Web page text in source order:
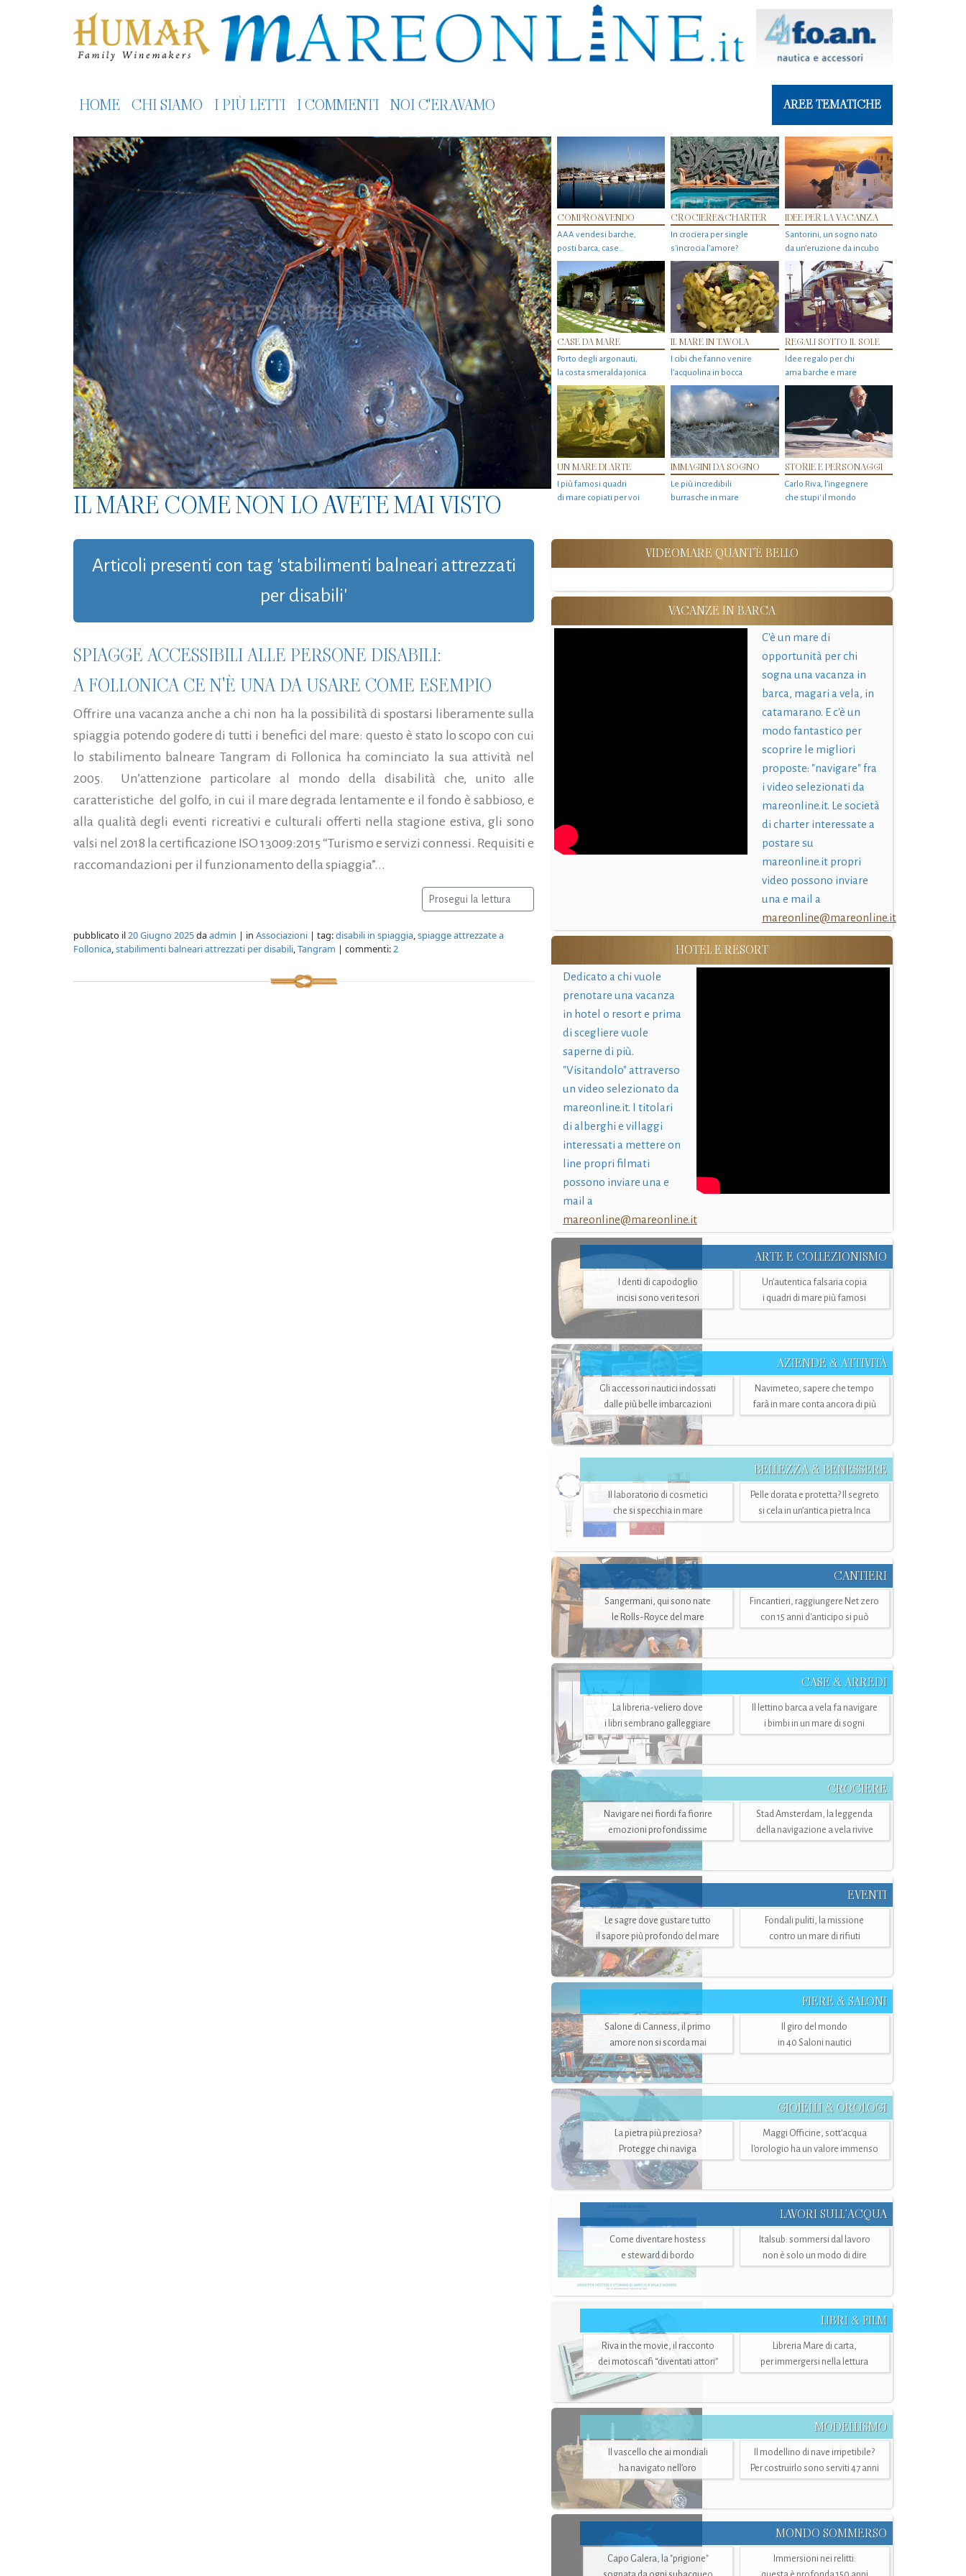
HOME CHI SIAMO I PIÙ LETTI I COMMENTI NOI C'ERAVAMO AREE TEMATICHE
IL MARE COME NON LO AVETE MAI VISTO
COMPRO&VENDO
AAA vendesi barche,
posti barca, case…
CROCIERE&CHARTER
In crociera per single
s'incrocia l’amore?
IDEE PER LA VACANZA
Santorini, un sogno nato
da un’eruzione da incubo
CASE DA MARE
Porto degli argonauti,
la costa smeralda jonica
IL MARE IN TAVOLA
I cibi che fanno venire
l’acquolina in bocca
REGALI SOTTO IL SOLE
Idee regalo per chi
ama barche e mare
UN MARE DI ARTE
I più famosi quadri
di mare copiati per voi
IMMAGINI DA SOGNO
Le più incredibili
burrasche in mare
STORIE E PERSONAGGI
Carlo Riva, l’ingegnere
che stupi' il mondo
Articoli presenti con tag 'stabilimenti balneari attrezzati
per disabili'
SPIAGGE ACCESSIBILI ALLE PERSONE DISABILI:
A FOLLONICA CE N'È UNA DA USARE COME ESEMPIO
Offrire una vacanza anche a chi non ha la possibilità di spostarsi liberamente sulla
spiaggia potendo godere di tutti i benefici del mare: questo è stato lo scopo con cui
lo stabilimento balneare Tangram di Follonica ha cominciato la sua attività nel
2005. Un’attenzione particolare al mondo della disabilità che, unito alle
caratteristiche del golfo, in cui il mare degrada lentamente e il fondo è sabbioso, e
alla qualità degli eventi ricreativi e culturali offerti nella stagione estiva, gli sono
valsi nel 2018 la certificazione ISO 13009:2015 “Turismo e servizi connessi. Requisiti e
raccomandazioni per il funzionamento della spiaggia”...
Prosegui la lettura
pubblicato il20 Giugno 2025daadmin | in Associazioni | tag:disabili in spiaggia,spiagge attrezzate a
Follonica,stabilimenti balneari attrezzati per disabili,Tangram | commenti:2
VIDEOMARE QUANT'È BELLO
VACANZE IN BARCA
C'è un mare di
opportunità per chi
sogna una vacanza in
barca, magari a vela, in
catamarano. E c'è un
modo fantastico per
scoprire le migliori
proposte: "navigare" fra
i video selezionati da
mareonline.it. Le società
di charter interessate a
postare su
mareonline.it propri
video possono inviare
una e mail a
mareonline@mareonline.it
HOTEL E RESORT
Dedicato a chi vuole
prenotare una vacanza
in hotel o resort e prima
di scegliere vuole
saperne di più.
"Visitandolo" attraverso
un video selezionato da
mareonline.it. I titolari
di alberghi e villaggi
interessati a mettere on
line propri filmati
possono inviare una e
mail a
mareonline@mareonline.it
ARTE E COLLEZIONISMO
I denti di capodoglio
incisi sono veri tesori
Un’autentica falsaria copia
i quadri di mare più famosi
AZIENDE & ATTIVITÀ
Gli accessori nautici indossati
dalle più belle imbarcazioni
Navimeteo, sapere che tempo
farà in mare conta ancora di più
BELLEZZA & BENESSERE
Il laboratorio di cosmetici
che si specchia in mare
Pelle dorata e protetta? Il segreto
si cela in un’antica pietra Inca
CANTIERI
Sangermani, qui sono nate
le Rolls-Royce del mare
Fincantieri, raggiungere Net zero
con 15 anni d'anticipo si può
CASE & ARREDI
La libreria-veliero dove
i libri sembrano galleggiare
Il lettino barca a vela fa navigare
i bimbi in un mare di sogni
CROCIERE
Navigare nei fiordi fa fiorire
emozioni profondissime
Stad Amsterdam, la leggenda
della navigazione a vela rivive
EVENTI
Le sagre dove gustare tutto
il sapore più profondo del mare
Fondali puliti, la missione
contro un mare di rifiuti
FIERE & SALONI
Salone di Canness, il primo
amore non si scorda mai
Il giro del mondo
in 40 Saloni nautici
GIOIELLI & OROLOGI
La pietra più preziosa?
Protegge chi naviga
Maggi Officine, sott’acqua
l'orologio ha un valore immenso
LAVORI SULL’ACQUA
Come diventare hostess
e steward di bordo
Italsub: sommersi dal lavoro
non è solo un modo di dire
LIBRI & FILM
Riva in the movie, il racconto
dei motoscafi “diventati attori”
Libreria Mare di carta,
per immergersi nella lettura
MODELLISMO
Il vascello che ai mondiali
ha navigato nell’oro
Il modellino di nave irripetibile?
Per costruirlo sono serviti 47 anni
MONDO SOMMERSO
Capo Galera, la "prigione"
Immersioni nei relitti: